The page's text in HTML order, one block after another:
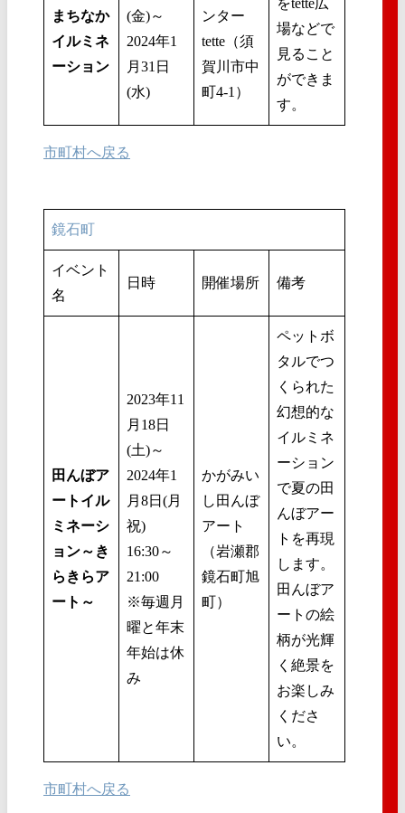
まちなか
イルミネ
ーション
(金)～
2024年1
月31日
(水)
ンター
tette（須
賀川市中
町4-1）
場などで
見ること
ができま
す。
市町村へ戻る
鏡石町
イベント
名
日時 開催場所 備考
田んぼア
ートイル
ミネーシ
ョン～き
らきらア
ート～
2023年11
月18日
(土)～
2024年1
月8日(月
祝)
16:30～
21:00
※毎週月
曜と年末
年始は休
み
かがみい
し田んぼ
アート
（岩瀬郡
鏡石町旭
町）
ペットボ
タルでつ
くられた
幻想的な
イルミネ
ーション
で夏の田
んぼアー
トを再現
します。
田んぼア
ートの絵
柄が光輝
く絶景を
お楽しみ
くださ
い。
市町村へ戻る